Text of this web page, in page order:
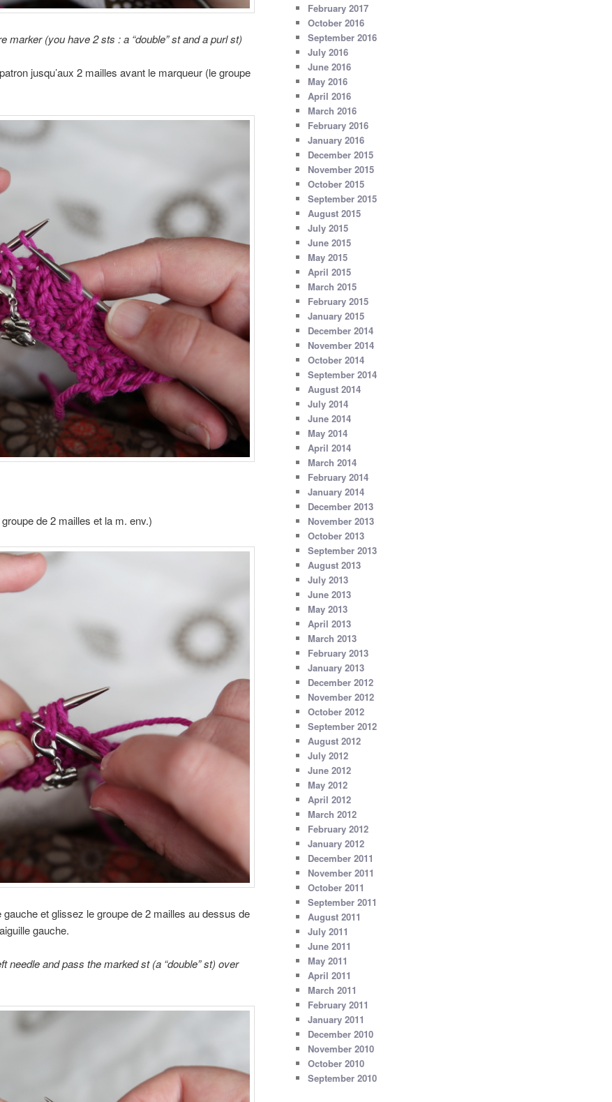
marker (you have 2 sts : a “double” st and a purl st)
jusqu’aux 2 mailles avant le marqueur (le groupe
de 2 mailles et la m. env.)
gauche et glissez le groupe de 2 mailles au dessus de
gauche.
needle and pass the marked st (a “double” st) over
February 2017
October 2016
September 2016
July 2016
June 2016
May 2016
April 2016
March 2016
February 2016
January 2016
December 2015
November 2015
October 2015
September 2015
August 2015
July 2015
June 2015
May 2015
April 2015
March 2015
February 2015
January 2015
December 2014
November 2014
October 2014
September 2014
August 2014
July 2014
June 2014
May 2014
April 2014
March 2014
February 2014
January 2014
December 2013
November 2013
October 2013
September 2013
August 2013
July 2013
June 2013
May 2013
April 2013
March 2013
February 2013
January 2013
December 2012
November 2012
October 2012
September 2012
August 2012
July 2012
June 2012
May 2012
April 2012
March 2012
February 2012
January 2012
December 2011
November 2011
October 2011
September 2011
August 2011
July 2011
June 2011
May 2011
April 2011
March 2011
February 2011
January 2011
December 2010
November 2010
October 2010
September 2010